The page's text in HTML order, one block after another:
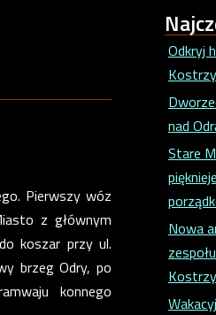
Pierwszy wóz
z głównym
koszar przy ul.
brzeg Odry, po
konnego
Odkryj
nad
Stare
Nowa